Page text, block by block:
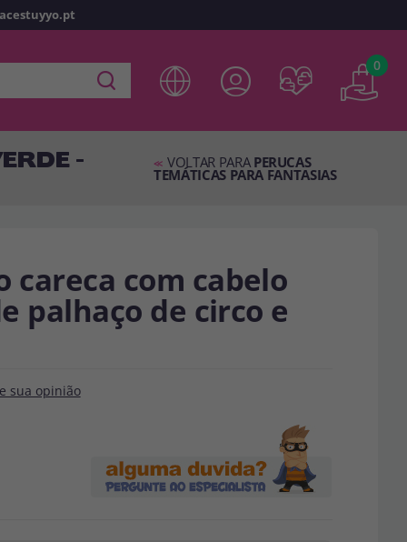
0
- << VOLTAR PARA PERUCAS
TEMÁTICAS PARA FANTASIAS
careca com cabelo
palhaço de circo e
sua opinião